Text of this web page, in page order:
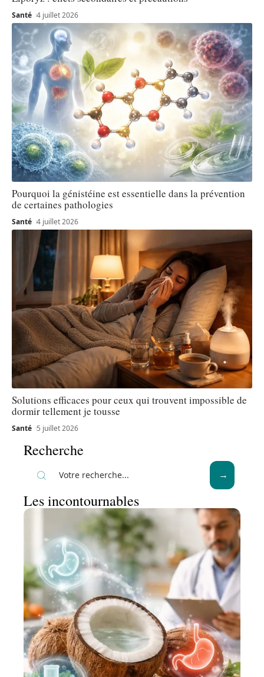
Santé 4 juillet 2026
Pourquoi la génistéine est essentielle dans la prévention
de certaines pathologies
Santé 4 juillet 2026
Solutions efficaces pour ceux qui trouvent impossible de
dormir tellement je tousse
Santé 5 juillet 2026
Recherche
Les incontournables